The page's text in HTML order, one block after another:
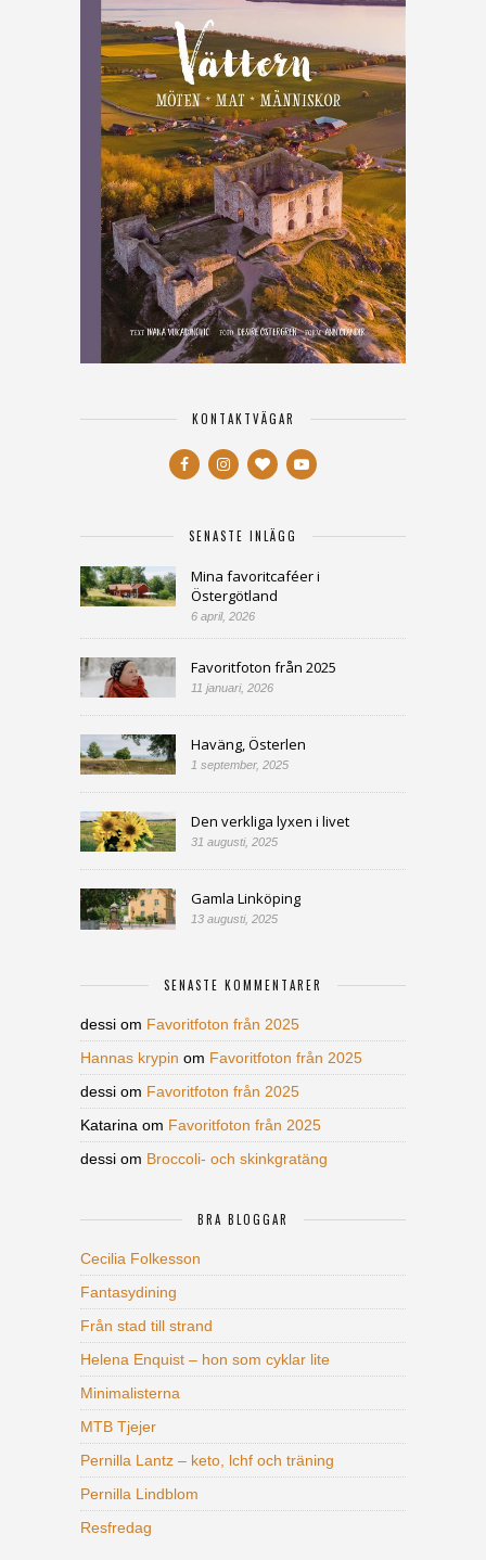
KONTAKTVÄGAR
SENASTE INLÄGG
Mina favoritcaféer i
Östergötland
6 april, 2026
Favoritfoton från 2025
11 januari, 2026
Haväng, Österlen
1 september, 2025
Den verkliga lyxen i livet
31 augusti, 2025
Gamla Linköping
13 augusti, 2025
SENASTE KOMMENTARER
dessi om Favoritfoton från 2025
Hannas krypin om Favoritfoton från 2025
dessi om Favoritfoton från 2025
Katarina om Favoritfoton från 2025
dessi om Broccoli- och skinkgratäng
BRA BLOGGAR
Cecilia Folkesson
Fantasydining
Från stad till strand
Helena Enquist – hon som cyklar lite
Minimalisterna
MTB Tjejer
Pernilla Lantz – keto, lchf och träning
Pernilla Lindblom
Resfredag